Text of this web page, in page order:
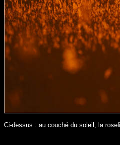
Ci-dessus : au couché du soleil, la